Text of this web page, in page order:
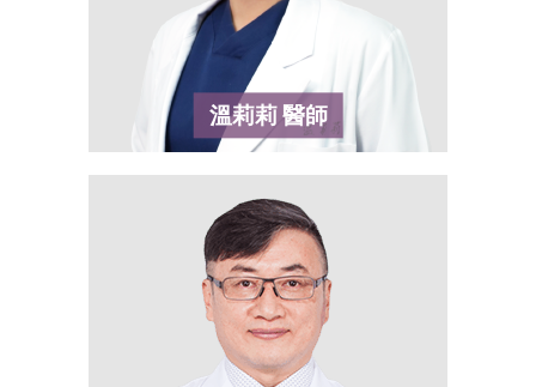
溫莉莉醫師